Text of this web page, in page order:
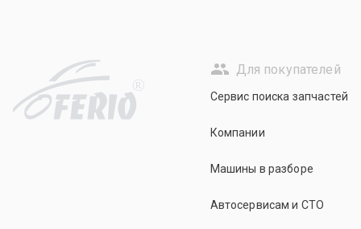
R
Для покупателей
Сервис поиска запчастей
Компании
Машины в разборе
Автосервисам и СТО